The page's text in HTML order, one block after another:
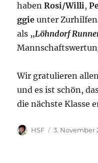
habenRosi/Willi,
ggie unter
als „Löhndorf
Wir gratulieren
und es ist schön,
die nächste Klasse
Autor
HSF
Veröffentlicht
3. November